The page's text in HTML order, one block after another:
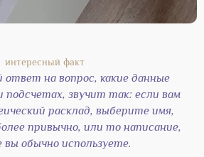
на вопрос, какие данные
подсчетах, звучит так: если вам
расклад, выберите имя,
привычно, или то написание,
вы обычно используете.